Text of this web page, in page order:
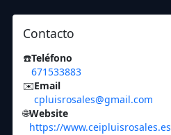
Contacto
☎️Teléfono
671533883
✉️Email
cpluisrosales@gmail.com
🌐Website
https://www.ceipluisrosales.es